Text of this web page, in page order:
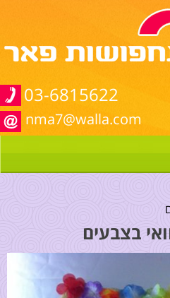
03-6815622
nma7@walla.com
בצבעים